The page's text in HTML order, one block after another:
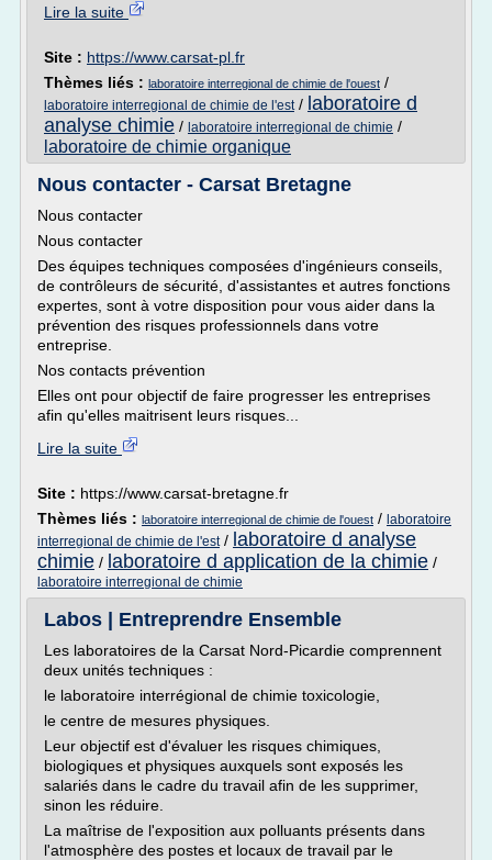
Lire la suite
Site : https://www.carsat-pl.fr
Thèmes liés : laboratoire interregional de chimie de l'ouest /
laboratoire interregional de chimie de l'est/ laboratoire d
analyse chimie / laboratoire interregional de chimie /
laboratoire de chimie organique
Nous contacter - Carsat Bretagne
Nous contacter
Nous contacter
Des équipes techniques composées d'ingénieurs conseils,
de contrôleurs de sécurité, d'assistantes et autres fonctions
expertes, sont à votre disposition pour vous aider dans la
prévention des risques professionnels dans votre
entreprise.
Nos contacts prévention
Elles ont pour objectif de faire progresser les entreprises
afin qu'elles maitrisent leurs risques...
Lire la suite
Site : https://www.carsat-bretagne.fr
Thèmes liés : laboratoire interregional de chimie de l'ouest / laboratoire
interregional de chimie de l'est/ laboratoire d analyse
chimie / laboratoire d application de la chimie /
laboratoire interregional de chimie
Labos | Entreprendre Ensemble
Les laboratoires de la Carsat Nord-Picardie comprennent
deux unités techniques :
le laboratoire interrégional de chimie toxicologie,
le centre de mesures physiques.
Leur objectif est d'évaluer les risques chimiques,
biologiques et physiques auxquels sont exposés les
salariés dans le cadre du travail afin de les supprimer,
sinon les réduire.
La maîtrise de l'exposition aux polluants présents dans
l'atmosphère des postes et locaux de travail par le